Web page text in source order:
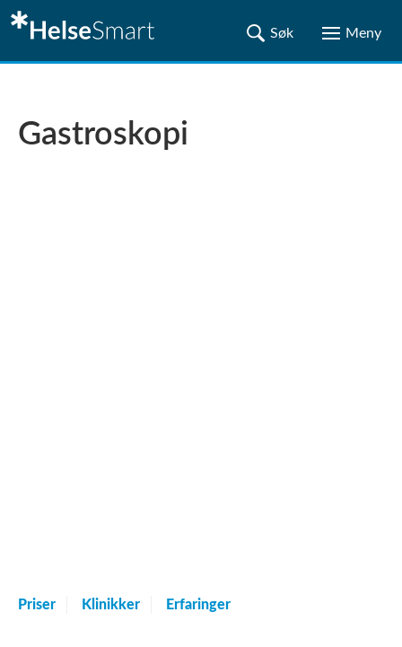
Gastroskopi
Priser Klinikker Erfaringer